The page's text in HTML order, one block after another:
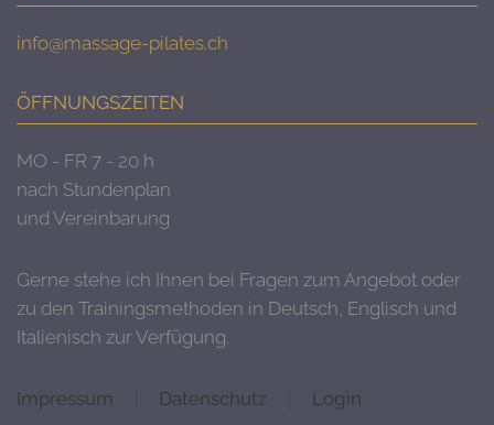
info@massage-pilates.ch
ÖFFNUNGSZEITEN
MO - FR 7 - 20 h
nach Stundenplan
und Vereinbarung
Gerne stehe ich Ihnen bei Fragen zum Angebot oder
zu den Trainingsmethoden in Deutsch, Englisch und
Italienisch zur Verfügung.
Impressum Datenschutz Login